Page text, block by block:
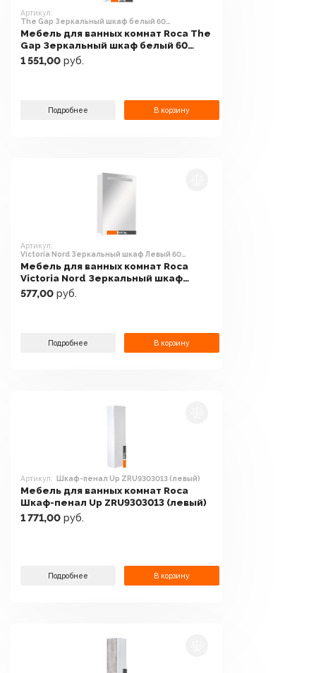
Артикул:
The Gap Зеркальный шкаф белый 60
(ZRU9302748)
Мебель для ванных комнат Roca The
Gap Зеркальный шкаф белый 60
(ZRU9302748)
1 551,00 руб.
Подробнее В корзину
Артикул:
Victoria Nord Зеркальный шкаф Левый 60
(ZRU9000029)
Мебель для ванных комнат Roca
Victoria Nord Зеркальный шкаф
Левый 60 (ZRU9000029)
577,00 руб.
Подробнее В корзину
Артикул: Шкаф-пенал Up ZRU9303013 (левый)
Мебель для ванных комнат Roca
Шкаф-пенал Up ZRU9303013 (левый)
1 771,00 руб.
Подробнее В корзину